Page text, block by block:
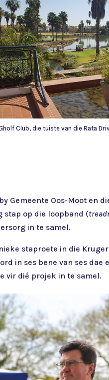
Club, die tuiste van die Rata
Gemeente Oos-Moot en
stap op die loopband (
in te samel.
staproete in die
in ses bene van ses
vir dié projek in te samel.